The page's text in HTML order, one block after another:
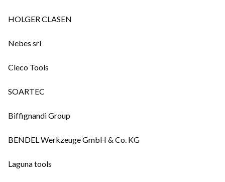
HOLGER CLASEN
Nebes srl
Cleco Tools
SOARTEC
Biffignandi Group
BENDEL Werkzeuge GmbH & Co. KG
Laguna tools